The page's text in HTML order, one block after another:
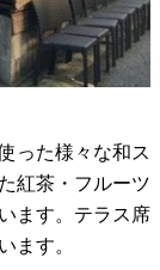
った様々な和ス
紅茶・フルーツ
ます。テラス席
ます。